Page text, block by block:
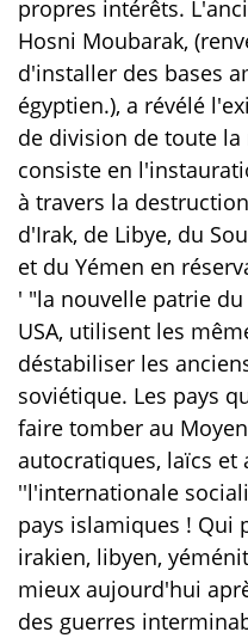
propres intérêts.
Hosni Moubarak,
d'installer des bases
égyptien.), a révélé
de division de toute
consiste en
à travers la
d'Irak, de Libye, du
et du Yémen en
' "la nouvelle patrie
USA, utilisent les
déstabiliser les
soviétique. Les pays
faire tomber au
autocratiques, laïcs et
''l'internationale
pays islamiques ! Qui
irakien, libyen,
mieux aujourd'hui
des guerres